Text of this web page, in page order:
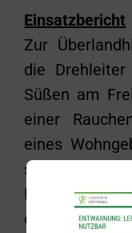
Einsatzbericht
Zur
die
Süßen am
einer
eines
sich bis zum
Einsatzleiters
entwickelt